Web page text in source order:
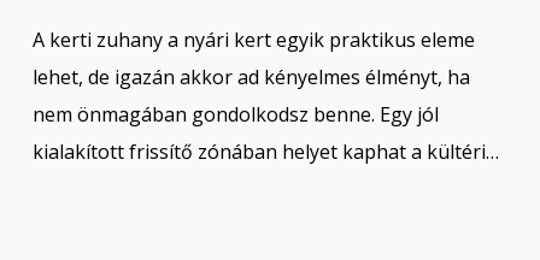
A kerti zuhany a nyári kert egyik praktikus eleme
lehet, de igazán akkor ad kényelmes élményt, ha
nem önmagában gondolkodsz benne. Egy jól
kialakított frissítő zónában helyet kaphat a kültéri…